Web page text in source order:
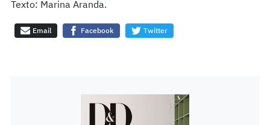
Texto: Marina Aranda.
Email Facebook Twitter